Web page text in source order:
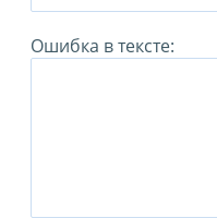
Ошибка в тексте: